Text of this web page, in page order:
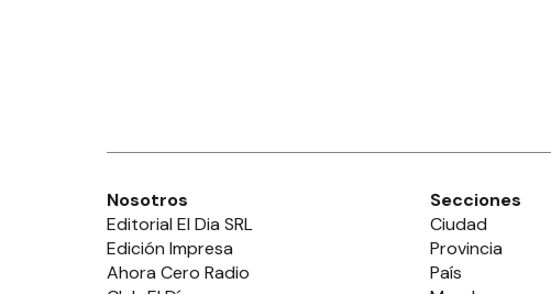
Nosotros
Editorial El Dia SRL
Edición Impresa
Ahora Cero Radio
Secciones
Ciudad
Provincia
País